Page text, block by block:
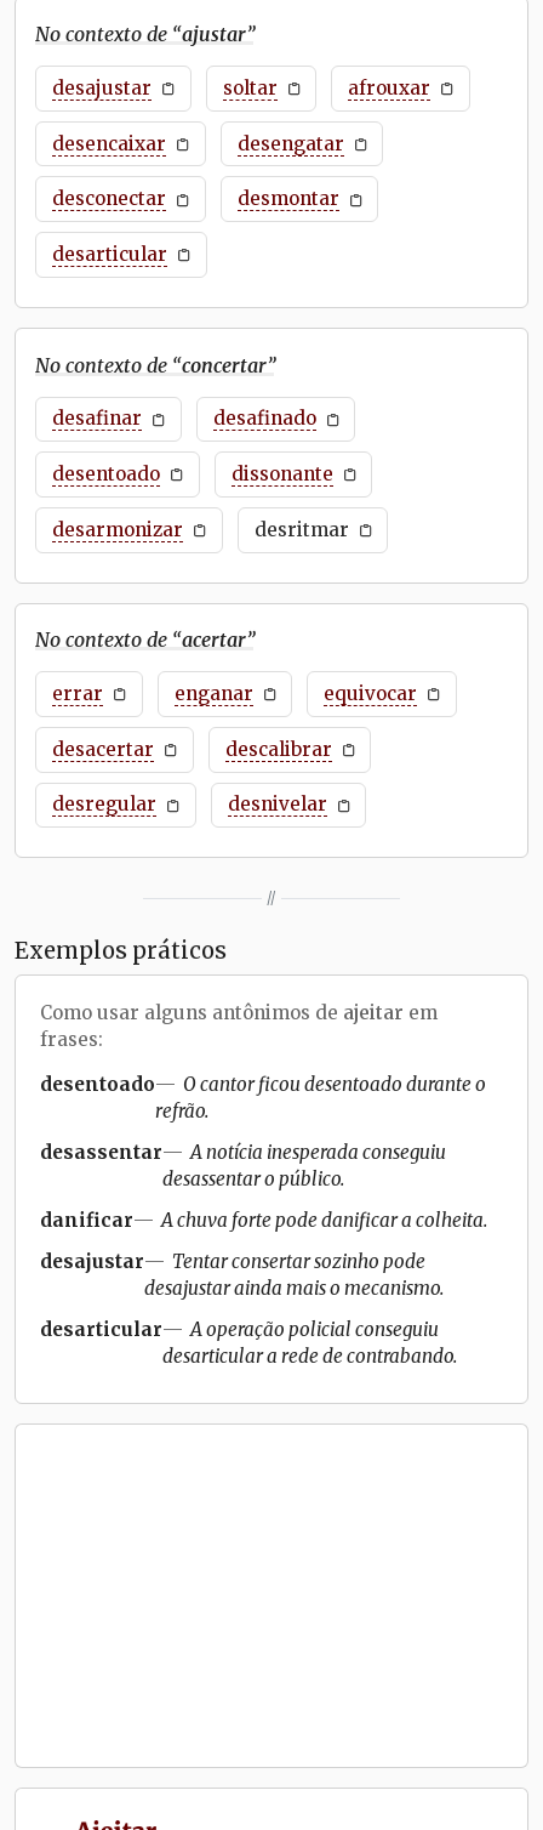
No contexto de “ajustar”
desajustar soltar afrouxar
desencaixar desengatar
desconectar desmontar
desarticular
No contexto de “concertar”
desafinar desafinado
desentoado dissonante
desarmonizar desritmar
No contexto de “acertar”
errar enganar equivocar
desacertar descalibrar
desregular desnivelar
//
Exemplos práticos
Como usar alguns antônimos de ajeitar em
frases:
desentoado
O cantor ficou desentoado durante o
refrão.
desassentar
A notícia inesperada conseguiu
desassentar o público.
danificar
A chuva forte pode danificar a colheita.
desajustar
Tentar consertar sozinho pode
desajustar ainda mais o mecanismo.
desarticular
A operação policial conseguiu
desarticular a rede de contrabando.